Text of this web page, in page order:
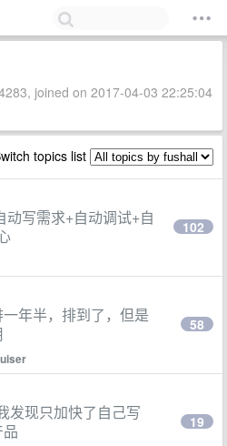
joined on 2017-04-03 22:25:04
topics list
写需求+自动调试+自
102
年半，排到了，但是
58
发现只加快了自己写
19